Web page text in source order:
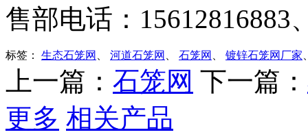
售部电话：15612816883
标签： 生态石笼网 河道石笼网 石笼网 镀锌石笼网厂家
上一篇： 石笼网 下一篇：
更多 相关产品